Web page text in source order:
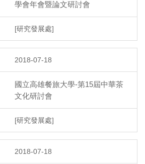
學會年會暨論文研討會
[研究發展處]
2018-07-18
國立高雄餐旅大學-第15屆中華茶
文化研討會
[研究發展處]
2018-07-18